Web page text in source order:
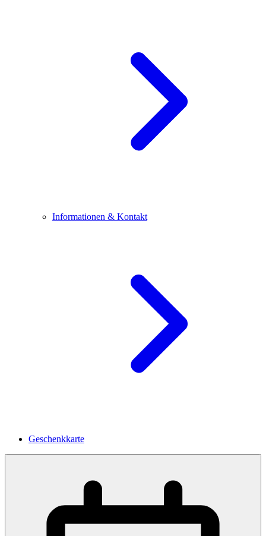
Informationen & Kontakt
Geschenkkarte